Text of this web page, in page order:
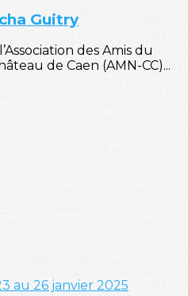
Guitry
des Amis du
de Caen (AMN-CC)...